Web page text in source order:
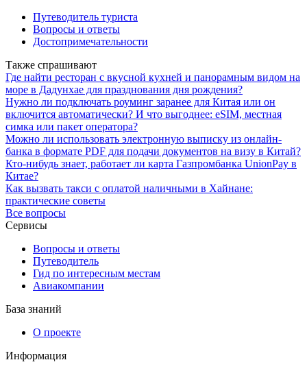
Путеводитель туриста
Вопросы и ответы
Достопримечательности
Также спрашивают
Где найти ресторан с вкусной кухней и панорамным видом на
море в Дадунхае для празднования дня рождения?
Нужно ли подключать роуминг заранее для Китая или он
включится автоматически? И что выгоднее: eSIM, местная
симка или пакет оператора?
Можно ли использовать электронную выписку из онлайн-
банка в формате PDF для подачи документов на визу в Китай?
Кто-нибудь знает, работает ли карта Газпромбанка UnionPay в
Китае?
Как вызвать такси с оплатой наличными в Хайнане:
практические советы
Все вопросы
Сервисы
Вопросы и ответы
Путеводитель
Гид по интересным местам
Авиакомпании
База знаний
О проекте
Информация